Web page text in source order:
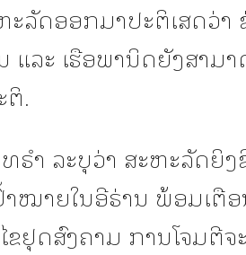
ລັດອອກມາປະຕິເສດວ່າ
ແລະ ເຮືອພານິດຍັງສາມ
ຕິ.
ຣຳ ລະບຸວ່າ ສະຫະລັດຍິງ
າໝາຍໃນອີຣ່ານ ພ້ອມເຕື
ຢຸດສົງຄາມ ການໂຈມຕີຈ